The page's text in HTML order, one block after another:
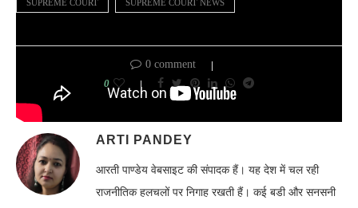
SUPREME COURT SUPREME COURT NEWS
0 comment
0
ARTI PANDEY
आरती पाण्डेय वेबसाइट की संपादक हैं। यह देश में चल रही
राजनीतिक हलचलों पर निगाह रखती हैं। कई बडी और सनसनी